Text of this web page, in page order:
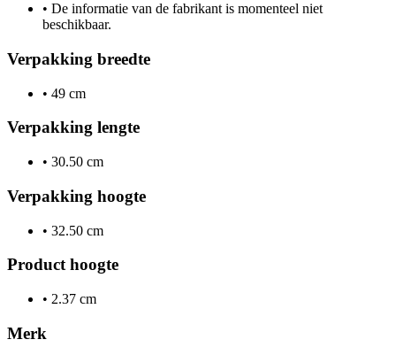
• De informatie van de fabrikant is momenteel niet
beschikbaar.
Verpakking breedte
• 49 cm
Verpakking lengte
• 30.50 cm
Verpakking hoogte
• 32.50 cm
Product hoogte
• 2.37 cm
Merk